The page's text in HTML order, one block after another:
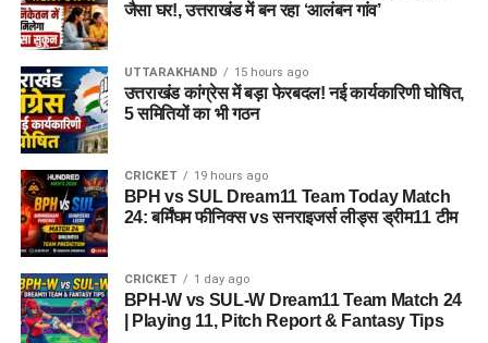
जैसा घर!, उत्तराखंड में बन रहा ‘आलंबन गांव’
UTTARAKHAND 15 hours ago
उत्तराखंड कांग्रेस में बड़ा फेरबदल! नई कार्यकारिणी घोषित,
5 समितियों का भी गठन
CRICKET 19 hours ago
BPH vs SUL Dream11 Team Today Match
24: बर्मिंघम फीनिक्स vs सनराइजर्स लीड्स ड्रीम11 टीम
CRICKET 1 day ago
BPH-W vs SUL-W Dream11 Team Match 24
| Playing 11, Pitch Report & Fantasy Tips